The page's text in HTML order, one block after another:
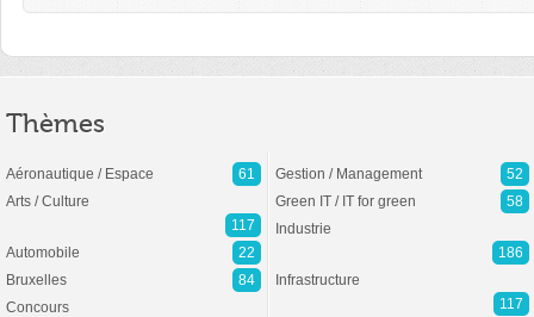
Thèmes
Aéronautique / Espace
61
Arts / Culture
117
Automobile
22
Bruxelles
84
Concours
Gestion / Management
52
Green IT / IT for green
58
Industrie
186
Infrastructure
117